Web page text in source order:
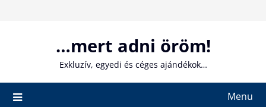
…mert adni öröm!
Exkluzív, egyedi és céges ajándékok…
Menu